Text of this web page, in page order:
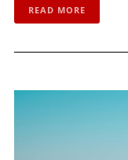
READ MORE